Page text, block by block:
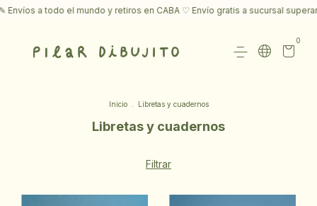
a todo el mundo y retiros en CABA ♡ Envío gratis a sucursal
0
Inicio Libretas y cuadernos
Libretas y cuadernos
Filtrar